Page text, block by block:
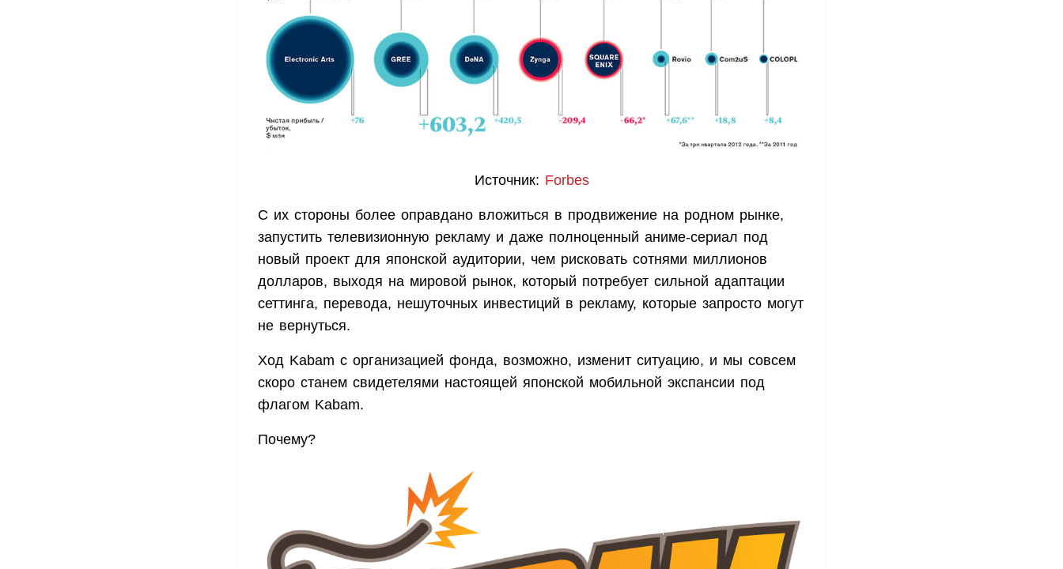
Источник: Forbes
С их стороны более оправдано вложиться в продвижение на родном рынке,
запустить телевизионную рекламу и даже полноценный аниме-сериал под
новый проект для японской аудитории, чем рисковать сотнями миллионов
долларов, выходя на мировой рынок, который потребует сильной адаптации
сеттинга, перевода, нешуточных инвестиций в рекламу, которые запросто могут
не вернуться.
Ход Kabam с организацией фонда, возможно, изменит ситуацию, и мы совсем
скоро станем свидетелями настоящей японской мобильной экспансии под
флагом Kabam.
Почему?